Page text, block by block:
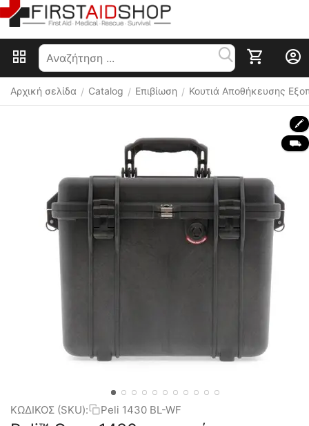
Αρχική σελίδα / Catalog / Επιβίωση / Κουτιά Αποθήκευσης
🖍
⛟
ΚΩΔΙΚΟΣ (SKU): Peli 1430 BL-WF